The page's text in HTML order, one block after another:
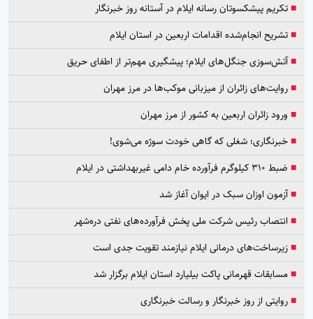
■تکریم پیشکسوتان رسانه ایلام در آستانه روز خبرنگار
■تشریح انجام‌شده اقدامات اربعین در استان ایلام
■آتش‌سوزی جنگل‌های ایلام؛ پیشگیری مهم‌تر از اطفای حریق
■روایت‌های زائران از میزبانی موکب‌ها در مرز مهران
■ ورود زائران اربعین به کشور از مرز مهران
■خبرنگاری؛ شغلی که گاهی خودت سوژه می‌شوی!
■ ضبط ۳۱۰ کیلوگرم فرآورده خام دامی غیربهداشتی در ایلام
■آزمون اوزان سبک در ایوان آغاز شد
■ انتصاب رئیس شرکت ملی پخش فرآورده‌های نفتی دره‌شهر
■زیرساخت‌های درمانی ایلام نیازمند تقویت جدی است
■مسابقات قهرمانی پاکت بیلیارد استان ایلام برگزار شد
■روایتی از روز خبرنگار و رسالت خبرنگاری